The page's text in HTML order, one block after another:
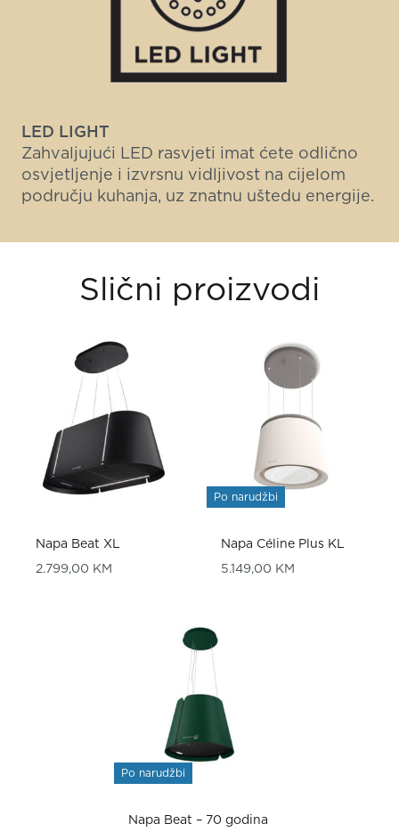
LED LIGHT
Zahvaljujući LED rasvjeti imat ćete odlično
osvjetljenje i izvrsnu vidljivost na cijelom
području kuhanja, uz znatnu uštedu energije.
Slični proizvodi
Napa Beat XL
2.799,00 KM
Po narudžbi
Napa Céline Plus KL
5.149,00 KM
Po narudžbi
Napa Beat – 70 godina